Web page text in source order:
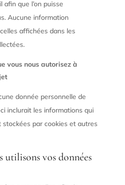
que l’on puisse
Aucune information
affichées dans les
vous nous autorisez à
donnée personnelle de
inclurait les informations qui
par cookies et autres
utilisons vos données